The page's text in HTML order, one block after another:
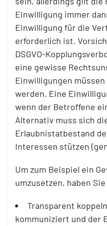
Einwilligung immer
Einwilligung für die
erforderlich ist.
DSGVO-
eine gewisse
Einwilligungen
werden. Eine
wenn der Betroffene
Alternativ muss sich
Erlaubnistatbestand
Interessen stützen
Um zum Beispiel ein
umzusetzen, haben
Transparent
kommuniziert und der